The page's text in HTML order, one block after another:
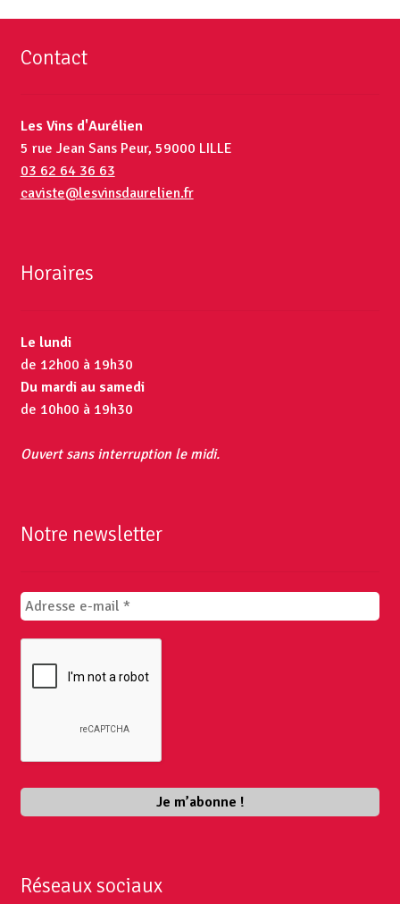
Contact
Les Vins d'Aurélien
5 rue Jean Sans Peur, 59000 LILLE
03 62 64 36 63
caviste@lesvinsdaurelien.fr
Horaires
Le lundi
de 12h00 à 19h30
Du mardi au samedi
de 10h00 à 19h30
Ouvert sans interruption le midi.
Notre newsletter
Réseaux sociaux